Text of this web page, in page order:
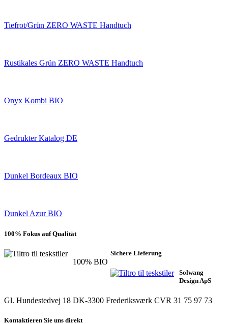
Tiefrot/Grün ZERO WASTE Handtuch
Rustikales Grün ZERO WASTE Handtuch
Onyx Kombi BIO
Gedrukter Katalog DE
Dunkel Bordeaux BIO
Dunkel Azur BIO
100% Fokus auf Qualität
100% BIO
Sichere Lieferung
Solwang
Design ApS
Gl. Hundestedvej 18 DK-3300 Frederiksværk CVR 31 75 97 73
Kontaktieren Sie uns direkt